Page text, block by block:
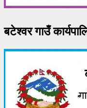
बटेश्वर गाउँ